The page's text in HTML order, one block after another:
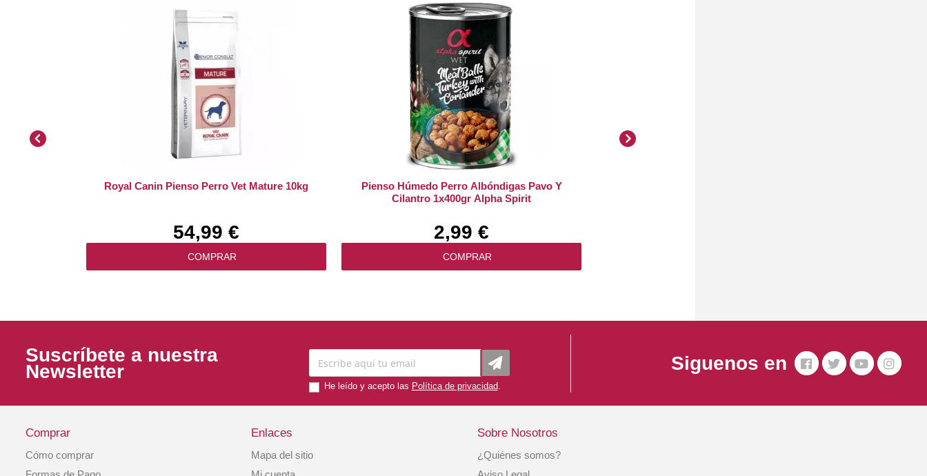
Royal Canin Pienso Perro Vet Mature 10kg
54,99 €
COMPRAR
Pienso Húmedo Perro Albóndigas Pavo Y
Cilantro 1x400gr Alpha Spirit
2,99 €
COMPRAR
Royal Canin Pienso Perro Diabetic 12kg
Snack Humedo Perro Paté Jamón 1x300gr.
Suscríbete a nuestra
Newsletter
He leído y acepto las Política de privacidad.
Siguenos en
Comprar
Cómo comprar
Enlaces
Mapa del sitio
Sobre Nosotros
¿Quiénes somos?